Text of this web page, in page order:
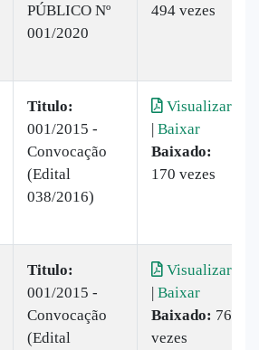
PÚBLICO Nº
001/2020
494 vezes
Titulo:
001/2015 -
Convocação
(Edital
038/2016)
Visualizar
| Baixar
Baixado:
170 vezes
Titulo:
001/2015 -
Convocação
(Edital
Visualizar
| Baixar
Baixado: 76
vezes